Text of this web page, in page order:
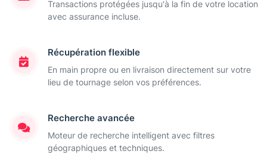
Transactions protégées jusqu'à la fin de votre location
avec assurance incluse.
Récupération flexible
En main propre ou en livraison directement sur votre
lieu de tournage selon vos préférences.
Recherche avancée
Moteur de recherche intelligent avec filtres
géographiques et techniques.